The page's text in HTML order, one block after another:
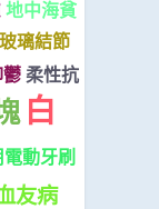
地中海貧
璃結節
柔性抗
白
動牙刷
友病